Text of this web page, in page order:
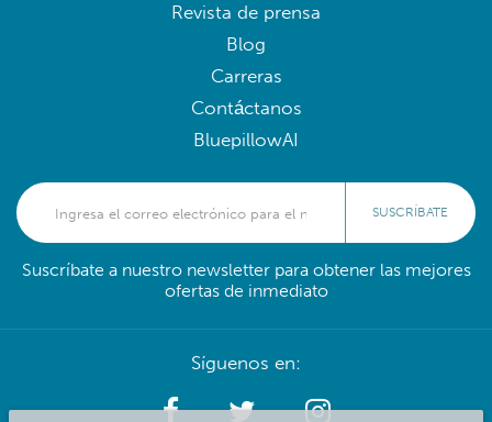
Revista de prensa
Blog
Carreras
Contáctanos
BluepillowAI
SUSCRÍBATE
Suscríbate a nuestro newsletter para obtener las mejores
ofertas de inmediato
Síguenos en: